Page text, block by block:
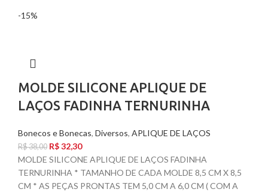
-15%
MOLDE SILICONE APLIQUE DE
LAÇOS FADINHA TERNURINHA
Bonecos e Bonecas, Diversos, APLIQUE DE LAÇOS
R$38,00 R$32,30
MOLDE SILICONE APLIQUE DE LAÇOS FADINHA
TERNURINHA * TAMANHO DE CADA MOLDE 8,5 CM X 8,5
CM * AS PEÇAS PRONTAS TEM 5,0 CM A 6,0 CM ( COM A